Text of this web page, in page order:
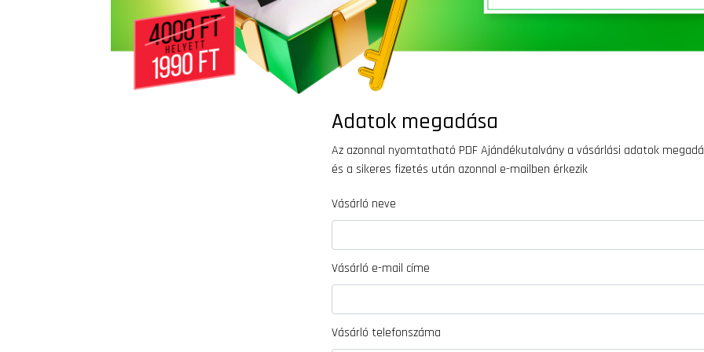
Adatok megadása
Az azonnal nyomtatható PDF Ajándékutalvány a vásárlási adatok
és a sikeres fizetés után azonnal e-mailben érkezik
Vásárló neve
Vásárló e-mail címe
Vásárló telefonszáma